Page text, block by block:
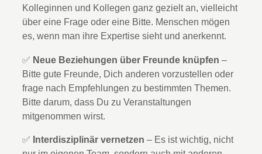
Kolleginnen und Kollegen ganz gezielt an, vielleicht
über eine Frage oder eine Bitte. Menschen mögen
es, wenn man ihre Expertise sieht und anerkennt.
✅ Neue Beziehungen über Freunde knüpfen –
Bitte gute Freunde, Dich anderen vorzustellen oder
frage nach Empfehlungen zu bestimmten Themen.
Bitte darum, dass Du zu Veranstaltungen
mitgenommen wirst.
✅ Interdisziplinär vernetzen – Es ist wichtig, nicht